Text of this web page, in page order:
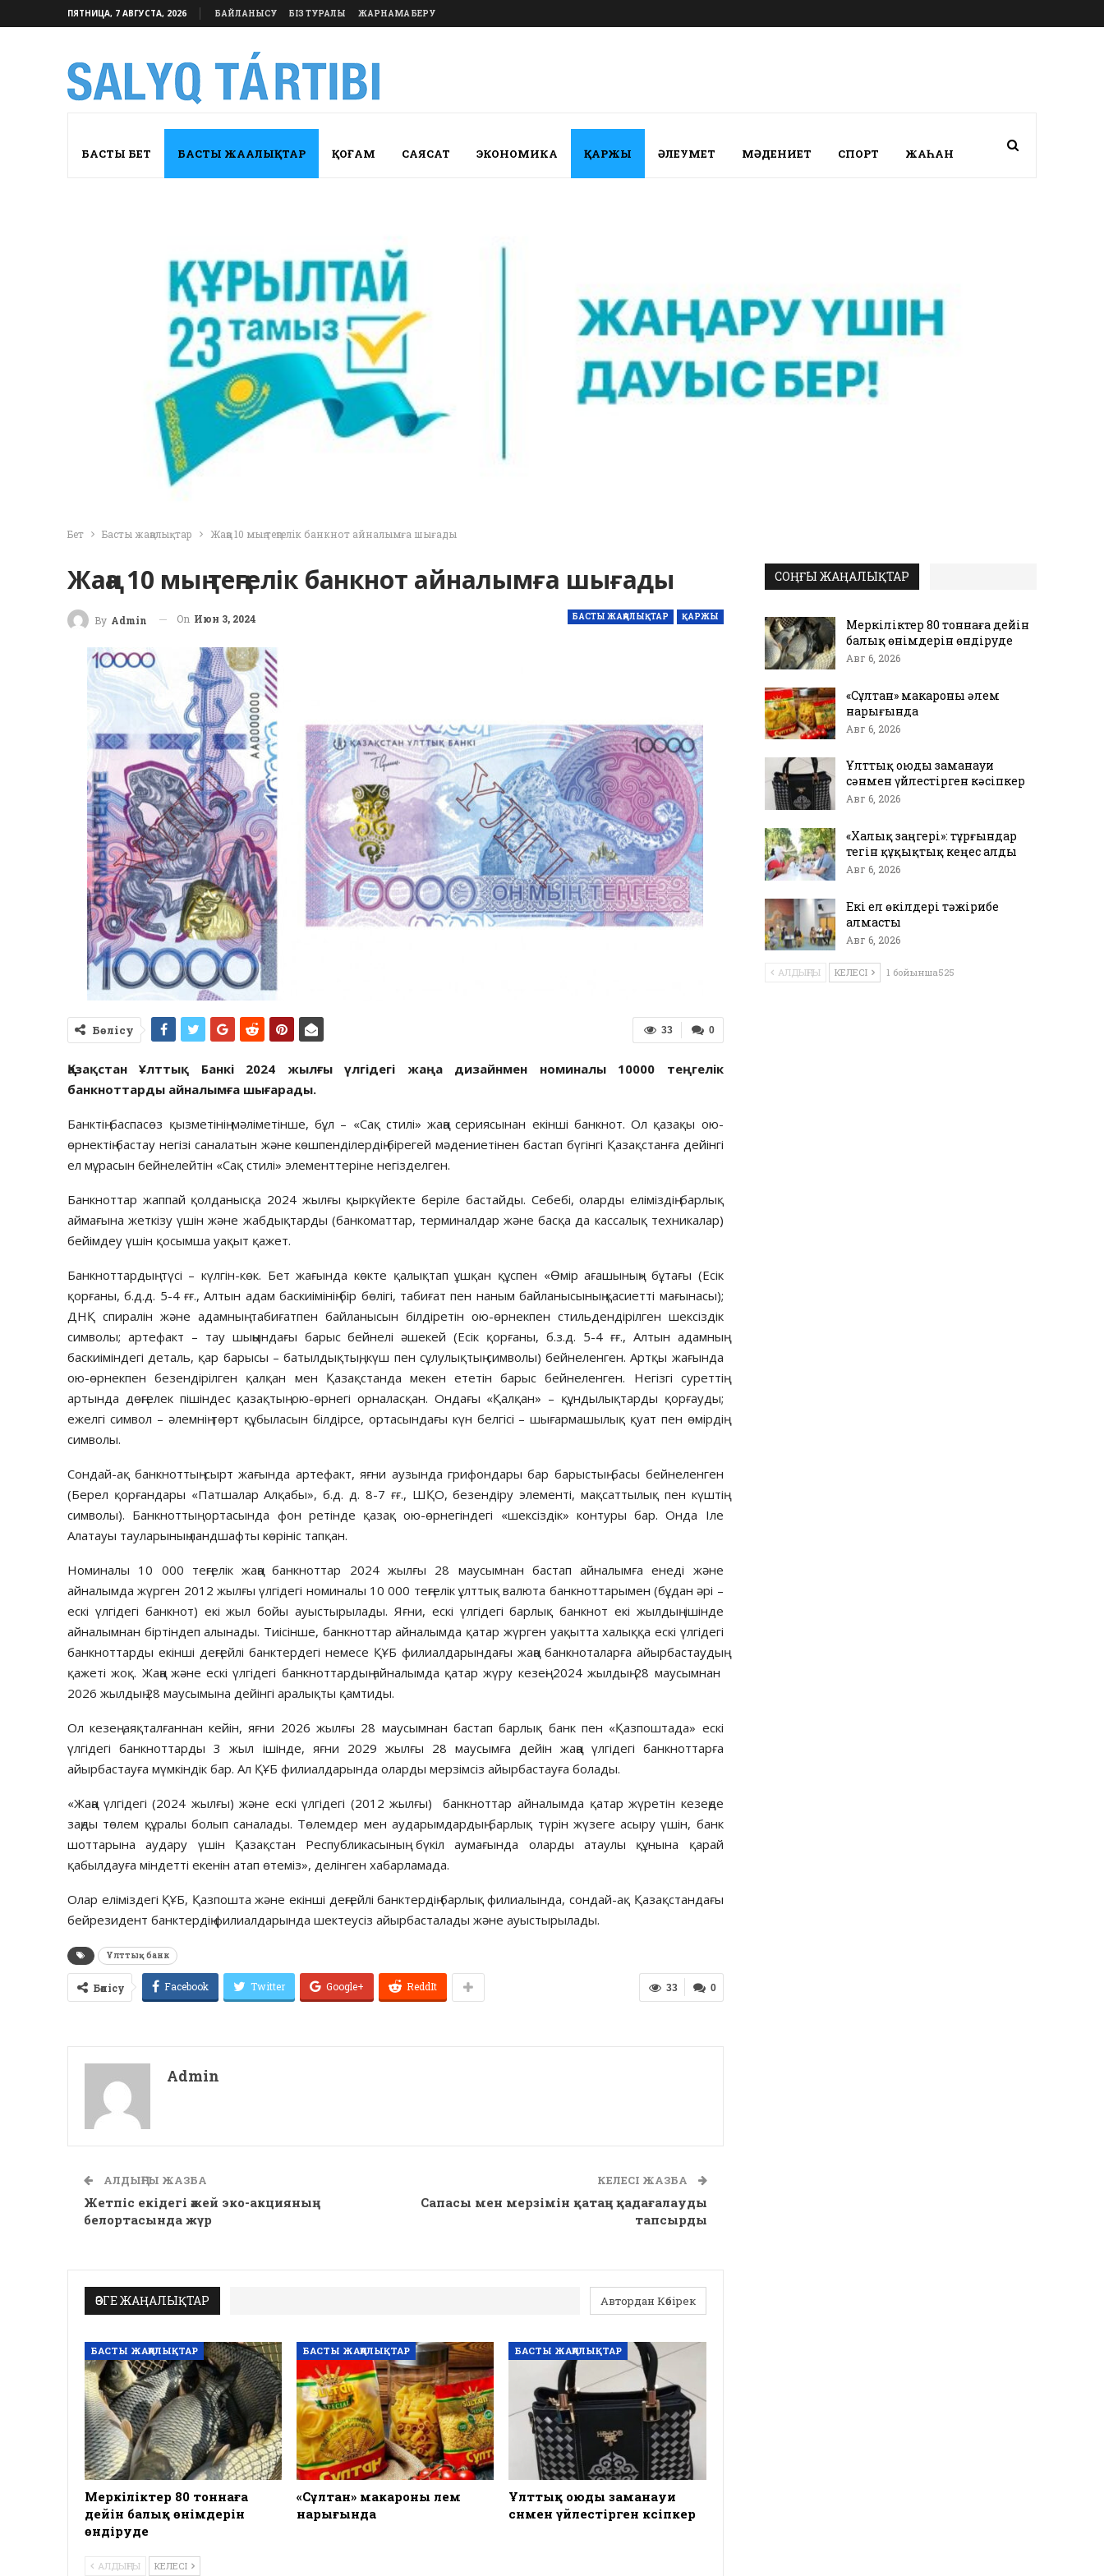
ПЯТНИЦА, 7 АВГУСТА, 2026 БАЙЛАНЫСУ БІЗ ТУРАЛЫ ЖАРНАМА БЕРУ
БАСТЫ БЕТ БАСТЫ ЖАҢАЛЫҚТАР ҚОҒАМ САЯСАТ ЭКОНОМИКА ҚАРЖЫ ӘЛЕУМЕТ МӘДЕНИЕТ СПОРТ ЖАҺАН
Бет Басты жаңалықтар Жаңа 10 мың теңгелік банкнот айналымға шығады
Жаңа 10 мың теңгелік банкнот айналымға шығады
БАСТЫ ЖАҢАЛЫҚТАР ҚАРЖЫ
By Admin On Июн 3, 2024
0
33
Бөлісу
Қазақстан Ұлттық Банкі 2024 жылғы үлгідегі жаңа дизайнмен номиналы 10000 теңгелік
банкноттарды айналымға шығарады.
Банктің баспасөз қызметінің мәліметінше, бұл – «Сақ стилі» жаңа сериясынан екінші банкнот. Ол қазақы ою-
өрнектің бастау негізі саналатын және көшпенділердің бірегей мәдениетінен бастап бүгінгі Қазақстанға дейінгі
ел мұрасын бейнелейтін «Сақ стилі» элементтеріне негізделген.
Банкноттар жаппай қолданысқа 2024 жылғы қыркүйекте беріле бастайды. Себебі, оларды еліміздің барлық
аймағына жеткізу үшін және жабдықтарды (банкоматтар, терминалдар және басқа да кассалық техникалар)
бейімдеу үшін қосымша уақыт қажет.
Банкноттардың түсі – күлгін-көк. Бет жағында көкте қалықтап ұшқан құспен «Өмір ағашының» бұтағы (Есік
қорғаны, б.д.д. 5-4 ғғ., Алтын адам баскиімінің бір бөлігі, табиғат пен наным байланысының қасиетті мағынасы);
ДНҚ спиралін және адамның табиғатпен байланысын білдіретін ою-өрнекпен стильдендірілген шексіздік
символы; артефакт – тау шыңындағы барыс бейнелі әшекей (Есік қорғаны, б.з.д. 5-4 ғғ., Алтын адамның
баскиіміндегі деталь, қар барысы – батылдықтың, күш пен сұлулықтың символы) бейнеленген. Артқы жағында
ою-өрнекпен безендірілген қалқан мен Қазақстанда мекен ететін барыс бейнеленген. Негізгі суреттің
артында дөңгелек пішіндес қазақтың ою-өрнегі орналасқан. Ондағы «Қалқан» – құндылықтарды қорғауды;
ежелгі символ – әлемнің төрт құбыласын білдірсе, ортасындағы күн белгісі – шығармашылық қуат пен өмірдің
символы.
Сондай-ақ банкноттың сырт жағында артефакт, яғни аузында грифондары бар барыстың басы бейнеленген
(Берел қорғандары «Патшалар Алқабы», б.д. д. 8-7 ғғ., ШҚО, безендіру элементі, мақсаттылық пен күштің
символы). Банкноттың ортасында фон ретінде қазақ ою-өрнегіндегі «шексіздік» контуры бар. Онда Іле
Алатауы тауларының ландшафты көрініс тапқан.
Номиналы 10 000 теңгелік жаңа банкноттар 2024 жылғы 28 маусымнан бастап айналымға енеді және
айналымда жүрген 2012 жылғы үлгідегі номиналы 10 000 теңгелік ұлттық валюта банкноттарымен (бұдан әрі –
ескі үлгідегі банкнот) екі жыл бойы ауыстырылады. Яғни, ескі үлгідегі барлық банкнот екі жылдың ішінде
айналымнан біртіндеп алынады. Тиісінше, банкноттар айналымда қатар жүрген уақытта халыққа ескі үлгідегі
банкноттарды екінші деңгейлі банктердегі немесе ҚҰБ филиалдарындағы жаңа банкноталарға айырбастаудың
қажеті жоқ. Жаңа және ескі үлгідегі банкноттардың айналымда қатар жүру кезеңі 2024 жылдың 28 маусымнан
2026 жылдың 28 маусымына дейінгі аралықты қамтиды.
Ол кезең аяқталғаннан кейін, яғни 2026 жылғы 28 маусымнан бастап барлық банк пен «Қазпоштада» ескі
үлгідегі банкноттарды 3 жыл ішінде, яғни 2029 жылғы 28 маусымға дейін жаңа үлгідегі банкноттарға
айырбастауға мүмкіндік бар. Ал ҚҰБ филиалдарында оларды мерзімсіз айырбастауға болады.
«Жаңа үлгідегі (2024 жылғы) және ескі үлгідегі (2012 жылғы) банкноттар айналымда қатар жүретін кезеңде
заңды төлем құралы болып саналады. Төлемдер мен аударымдардың барлық түрін жүзеге асыру үшін, банк
шоттарына аудару үшін Қазақстан Республикасының бүкіл аумағында оларды атаулы құнына қарай
қабылдауға міндетті екенін атап өтеміз», делінген хабарламада.
Олар еліміздегі ҚҰБ, Қазпошта және екінші деңгейлі банктердің барлық филиалында, сондай-ақ Қазақстандағы
бейрезидент банктердің филиалдарында шектеусіз айырбасталады және ауыстырылады.
Ұлттық банк
0
33
Бөлісу Facebook Twitter Google+ ReddIt
Admin
АЛДЫҢҒЫ ЖАЗБА
Жетпіс екідегі әжей эко-акцияның
белортасында жүр
КЕЛЕСІ ЖАЗБА
Сапасы мен мерзімін қатаң қадағалауды
тапсырды
ӨЗГЕ ЖАҢАЛЫҚТАР Автордан Көбірек
БАСТЫ ЖАҢАЛЫҚТАР
Меркіліктер 80 тоннаға
дейін балық өнімдерін
өндіруде
БАСТЫ ЖАҢАЛЫҚТАР
«Сұлтан» макароны әлем
нарығында
БАСТЫ ЖАҢАЛЫҚТАР
Ұлттық оюды заманауи
сәнмен үйлестірген кәсіпкер
АЛДЫҢҒЫ КЕЛЕСІ
СОҢҒЫ ЖАҢАЛЫҚТАР
Меркіліктер 80 тоннаға дейін
балық өнімдерін өндіруде
Авг 6, 2026
«Сұлтан» макароны әлем
нарығында
Авг 6, 2026
Ұлттық оюды заманауи
сәнмен үйлестірген кәсіпкер
Авг 6, 2026
«Халық заңгері»: тұрғындар
тегін құқықтық кеңес алды
Авг 6, 2026
Екі ел өкілдері тәжірибе
алмасты
Авг 6, 2026
АЛДЫҢҒЫ КЕЛЕСІ 1 бойынша525